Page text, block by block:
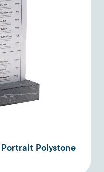
Polystone